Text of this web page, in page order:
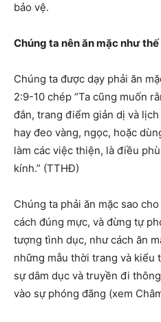
bảo vệ.
Chúng ta nên ăn mặc như thế
Chúng ta được dạy phải ăn
2:9-10 chép “Ta cũng muốn
đắn, trang điểm giản dị và
hay đeo vàng, ngọc, hoặc
làm các việc thiện, là điều
kính.” (TTHĐ)
Chúng ta phải ăn mặc sao
cách đúng mực, và đừng tự
tượng tình dục, như cách ăn
những mẫu thời trang và kiểu
sự dâm dục và truyền đi
vào sự phóng đãng (xem